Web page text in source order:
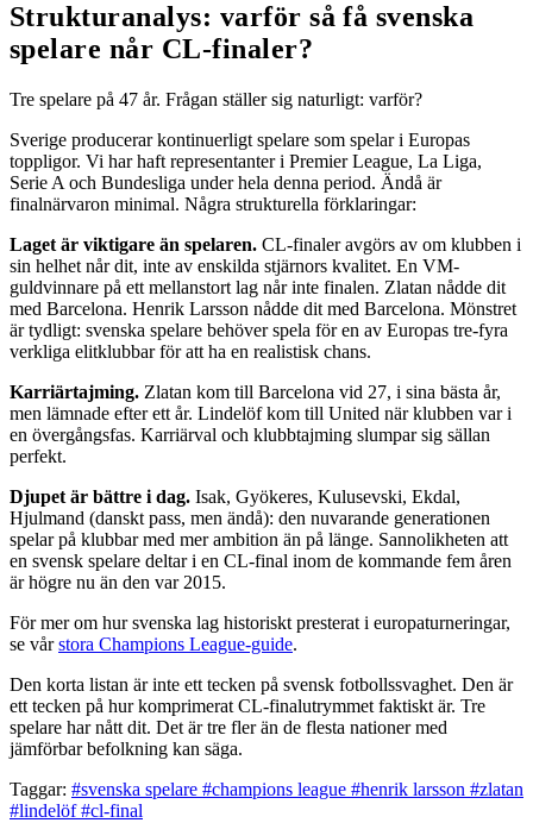
Strukturanalys: varför så få svenska
spelare når CL-finaler?
Tre spelare på 47 år. Frågan ställer sig naturligt: varför?
Sverige producerar kontinuerligt spelare som spelar i Europas
toppligor. Vi har haft representanter i Premier League, La Liga,
Serie A och Bundesliga under hela denna period. Ändå är
finalnärvaron minimal. Några strukturella förklaringar:
Laget är viktigare än spelaren. CL-finaler avgörs av om klubben i
sin helhet når dit, inte av enskilda stjärnors kvalitet. En VM-
guldvinnare på ett mellanstort lag når inte finalen. Zlatan nådde dit
med Barcelona. Henrik Larsson nådde dit med Barcelona. Mönstret
är tydligt: svenska spelare behöver spela för en av Europas tre-fyra
verkliga elitklubbar för att ha en realistisk chans.
Karriärtajming. Zlatan kom till Barcelona vid 27, i sina bästa år,
men lämnade efter ett år. Lindelöf kom till United när klubben var i
en övergångsfas. Karriärval och klubbtajming slumpar sig sällan
perfekt.
Djupet är bättre i dag. Isak, Gyökeres, Kulusevski, Ekdal,
Hjulmand (danskt pass, men ändå): den nuvarande generationen
spelar på klubbar med mer ambition än på länge. Sannolikheten att
en svensk spelare deltar i en CL-final inom de kommande fem åren
är högre nu än den var 2015.
För mer om hur svenska lag historiskt presterat i europaturneringar,
se vårstora Champions League-guide.
Den korta listan är inte ett tecken på svensk fotbollssvaghet. Den är
ett tecken på hur komprimerat CL-finalutrymmet faktiskt är. Tre
spelare har nått dit. Det är tre fler än de flesta nationer med
jämförbar befolkning kan säga.
Taggar: #svenska spelare #champions league #henrik larsson #zlatan
#lindelöf#cl-final